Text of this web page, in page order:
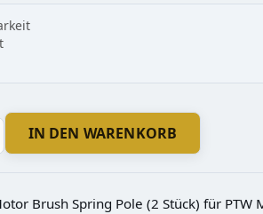
IN DEN WARENKORB
Brush Spring Pole (2 Stück) für PTW